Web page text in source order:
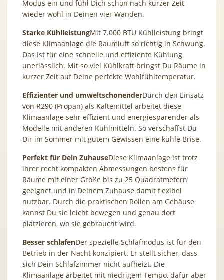
Modus ein und fühl Dich schon nach kurzer Zeit
wieder wohl in Deinen vier Wänden.
Starke KühlleistungMit 7.000 BTU Kühlleistung bringt
diese Klimaanlage die Raumluft so richtig in Schwung.
Das ist für eine schnelle und effiziente Kühlung
unerlässlich. Mit so viel Kühlkraft bringst Du Räume in
kurzer Zeit auf Deine perfekte Wohlfühltemperatur.
Effizienter und umweltschonenderDurch den Einsatz
von R290 (Propan) als Kältemittel arbeitet diese
Klimaanlage sehr effizient und energiesparender als
Modelle mit anderen Kühlmitteln. So verschaffst Du
Dir im Sommer mit gutem Gewissen eine kühle Brise.
Perfekt für Dein ZuhauseDiese Klimaanlage ist trotz
ihrer recht kompakten Abmessungen bestens für
Räume mit einer Größe bis zu 25 Quadratmetern
geeignet und in Deinem Zuhause damit flexibel
nutzbar. Durch die praktischen Rollen am Gehäuse
kannst Du sie leicht bewegen und genau dort
platzieren, wo sie gebraucht wird.
Besser schlafenDer spezielle Schlafmodus ist für den
Betrieb in der Nacht konzipiert. Er stellt sicher, dass
sich Dein Schlafzimmer nicht aufheizt. Die
Klimaanlage arbeitet mit niedrigem Tempo, dafür aber